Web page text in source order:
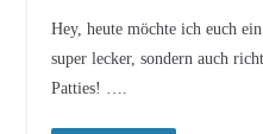
Hey, heute möchte ich euch
super lecker, sondern auch
Patties! ….